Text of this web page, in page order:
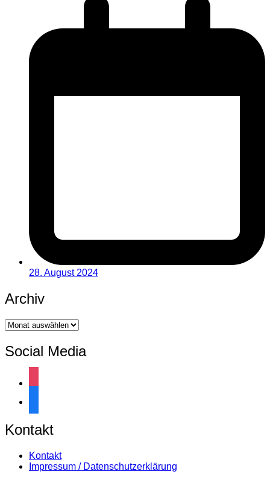
28. August 2024
Archiv
Archiv
Social Media
Kontakt
Kontakt
Impressum / Datenschutzerklärung